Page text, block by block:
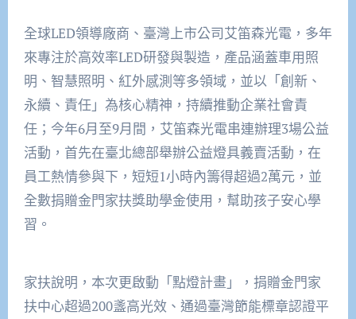
全球LED領導廠商、臺灣上市公司艾笛森光電，多年
來專注於高效率LED研發與製造，產品涵蓋車用照
明、智慧照明、紅外感測等多領域，並以「創新、
永續、責任」為核心精神，持續推動企業社會責
任；今年6月至9月間，艾笛森光電串連辦理3場公益
活動，首先在臺北總部舉辦公益燈具義賣活動，在
員工熱情參與下，短短1小時內籌得超過2萬元，並
全數捐贈金門家扶獎助學金使用，幫助孩子安心學
習。
家扶說明，本次更啟動「點燈計畫」，捐贈金門家
扶中心超過200盞高光效、通過臺灣節能標章認證平